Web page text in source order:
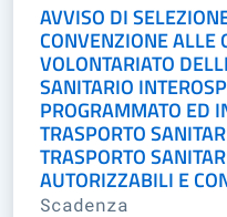
AVVISO DI
CONVENZIONE ALLE
VOLONTARIATO
SANITARIO
PROGRAMMATO ED
TRASPORTO
TRASPORTO
AUTORIZZABILI E
Scadenza